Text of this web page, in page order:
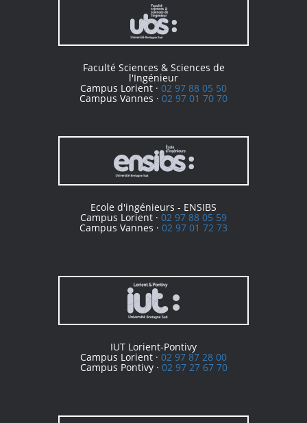
Faculté Sciences & Sciences de
l'Ingénieur
Campus Lorient · 02 97 88 05 50
Campus Vannes · 02 97 01 70 70
Ecole d'ingénieurs - ENSIBS
Campus Lorient · 02 97 88 05 59
Campus Vannes · 02 97 01 72 73
IUT Lorient-Pontivy
Campus Lorient · 02 97 87 28 00
Campus Pontivy · 02 97 27 67 70